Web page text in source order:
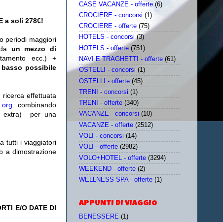
a soli 278€!
periodi maggiori
un mezzo di
ecc.) +
possibile
effettuata
. combinando
per una
tutti i viaggiatori
a dimostrazione
E/O DATE DI
CASE VACANZE - offerte (6)
CROCIERE - concorsi (1)
CROCIERE - offerte (75)
HOTELS - concorsi (3)
HOTELS - offerte (751)
NAVI E TRAGHETTI - offerte (61)
OSTELLI - concorsi (1)
OSTELLI - offerte (45)
TRENI - concorsi (1)
TRENI - offerte (340)
VACANZE - concorsi (10)
VACANZE - offerte (2512)
VOLI - concorsi (14)
VOLI - offerte (2982)
VOLO+HOTEL - offerte (3294)
WEEKEND - offerte (2)
WELLNESS SPA - offerte (1)
APPUNTI DI VIAGGIO
BENESSERE (1)